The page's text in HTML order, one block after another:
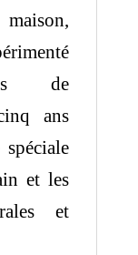
de
ans
et les
et